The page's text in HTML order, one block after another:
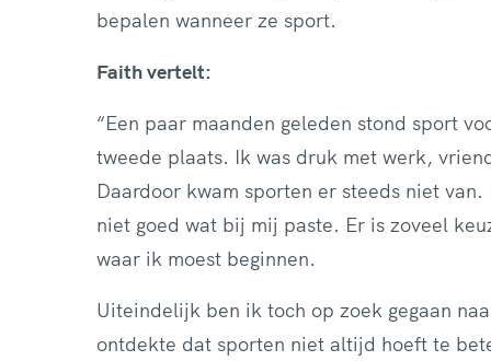
bepalen wanneer ze sport.
Faith vertelt:
“Een paar maanden geleden stond sport
tweede plaats. Ik was druk met werk,
Daardoor kwam sporten er steeds niet
niet goed wat bij mij paste. Er is zoveel
waar ik moest beginnen.
Uiteindelijk ben ik toch op zoek gegaan
ontdekte dat sporten niet altijd hoeft te